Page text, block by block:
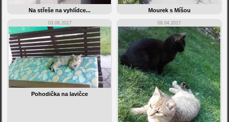
Na střeše na vyhlídce... Mourek s Míšou
03.06.2017
Pohodička na lavičce
09.04.2017